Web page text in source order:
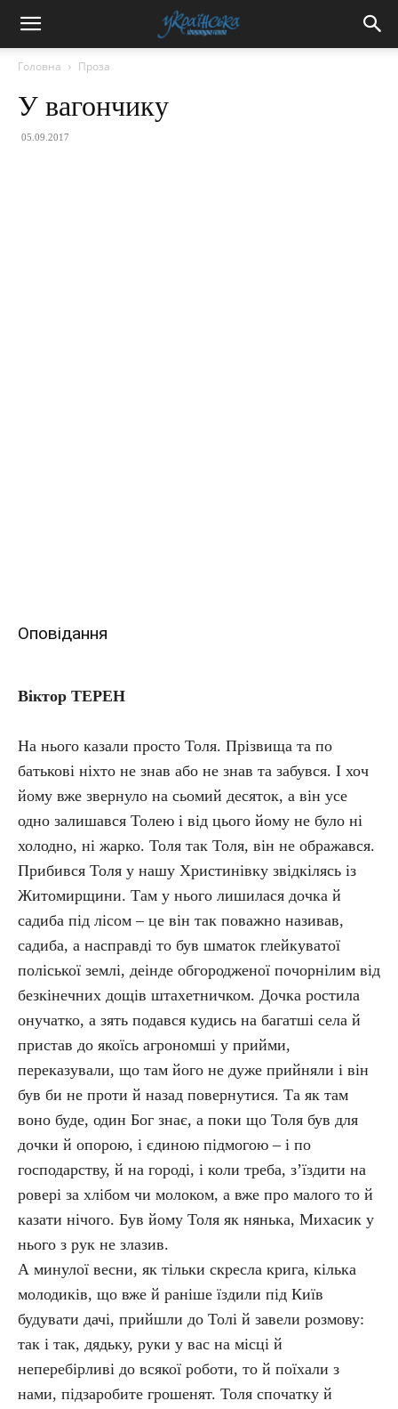
Головна Проза
У вагончику
05.09.2017
Оповідання
Віктор ТЕРЕН
На нього казали просто Толя. Прізвища та по
батькові ніхто не знав або не знав та забувся. І хоч
йому вже звернуло на сьомий десяток, а він усе
одно залишався Толею і від цього йому не було ні
холодно, ні жарко. Толя так Толя, він не ображався.
Прибився Толя у нашу Христинівку звідкілясь із
Житомирщини. Там у нього лишилася дочка й
садиба під лісом – це він так поважно називав,
садиба, а насправді то був шматок глейкуватої
поліської землі, деінде обгородженої почорнілим від
безкінечних дощів штахетничком. Дочка ростила
онучатко, а зять подався кудись на багатші села й
пристав до якоїсь агрономші у прийми,
переказували, що там його не дуже прийняли і він
був би не проти й назад повернутися. Та як там
воно буде, один Бог знає, а поки що Толя був для
дочки й опорою, і єдиною підмогою – і по
господарству, й на городі, і коли треба, з’їздити на
ровері за хлібом чи молоком, а вже про малого то й
казати нічого. Був йому Толя як нянька, Михасик у
нього з рук не злазив.
А минулої весни, як тільки скресла крига, кілька
молодиків, що вже й раніше їздили під Київ
будувати дачі, прийшли до Толі й завели розмову:
так і так, дядьку, руки у вас на місці й
неперебірливі до всякої роботи, то й поїхали з
нами, підзаробите грошенят. Толя спочатку й